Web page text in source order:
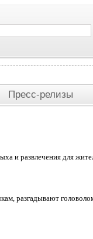
Пресс-релизы
и развлечения для
разгадывают